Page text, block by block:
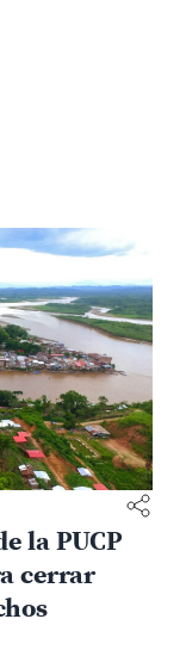
la PUCP
cerrar